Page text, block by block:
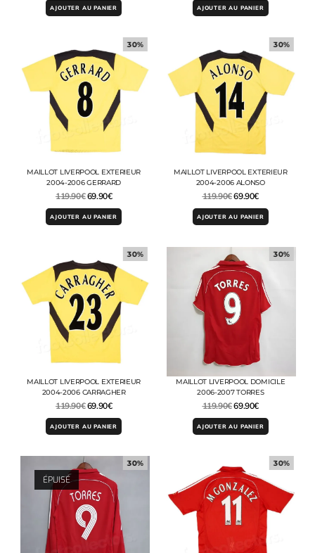
AJOUTER AU PANIER AJOUTER AU PANIER
30%
MAILLOT LIVERPOOL EXTERIEUR
2004-2006 GERRARD
119.90€69.90€
AJOUTER AU PANIER
30%
MAILLOT LIVERPOOL EXTERIEUR
2004-2006 ALONSO
119.90€69.90€
AJOUTER AU PANIER
30%
MAILLOT LIVERPOOL EXTERIEUR
2004-2006 CARRAGHER
119.90€69.90€
AJOUTER AU PANIER
30%
MAILLOT LIVERPOOL DOMICILE
2006-2007 TORRES
119.90€69.90€
AJOUTER AU PANIER
30%
ÉPUISÉ
30%